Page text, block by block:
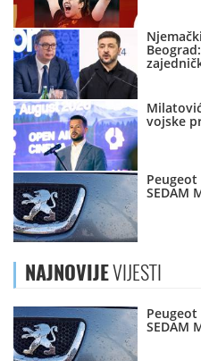
vojske
SEDAM
NAJNOVIJEVIJESTI
SEDAM